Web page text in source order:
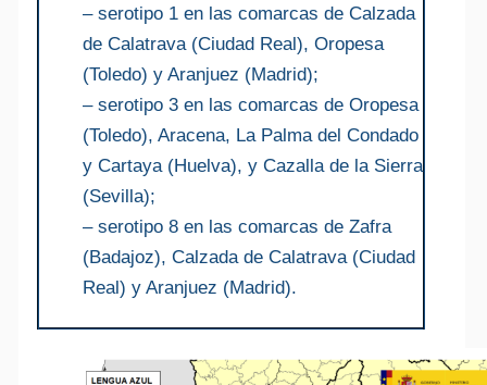
– serotipo 1 en las comarcas de Calzada
de Calatrava (Ciudad Real), Oropesa
(Toledo) y Aranjuez (Madrid);
– serotipo 3 en las comarcas de Oropesa
(Toledo), Aracena, La Palma del Condado
y Cartaya (Huelva), y Cazalla de la Sierra
(Sevilla);
– serotipo 8 en las comarcas de Zafra
(Badajoz), Calzada de Calatrava (Ciudad
Real) y Aranjuez (Madrid).